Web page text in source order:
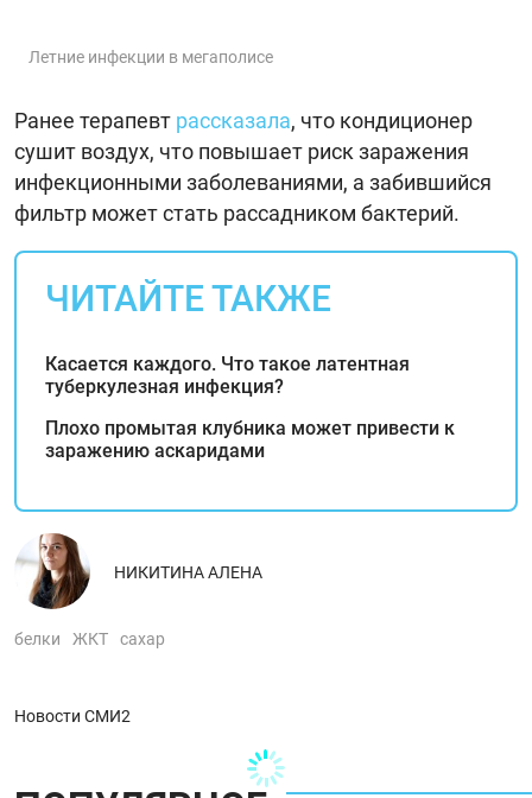
Летние инфекции в мегаполисе
Ранее терапевт рассказала, что кондиционер
сушит воздух, что повышает риск заражения
инфекционными заболеваниями, а забившийся
фильтр может стать рассадником бактерий.
ЧИТАЙТЕ ТАКЖЕ
Касается каждого. Что такое латентная
туберкулезная инфекция?
Плохо промытая клубника может привести к
заражению аскаридами
НИКИТИНА АЛЕНА
белки ЖКТ сахар
Новости СМИ2